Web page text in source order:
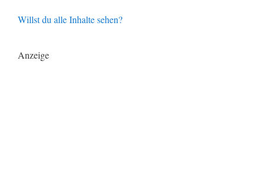
Willst du alle Inhalte sehen?
Anzeige